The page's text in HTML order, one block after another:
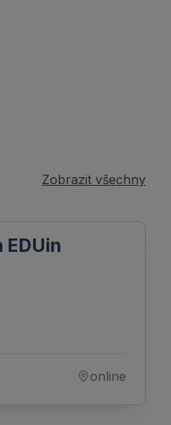
Zobrazit všechny
EDUin
online